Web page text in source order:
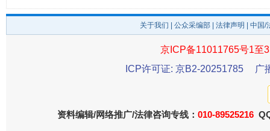
关于我们 公众采编部 法律声明 | 中国
京ICP备11011765号1至
ICP许可证: 京B2-20251785
广
资料编辑/网络推广/法律咨询专线： 010-89525216